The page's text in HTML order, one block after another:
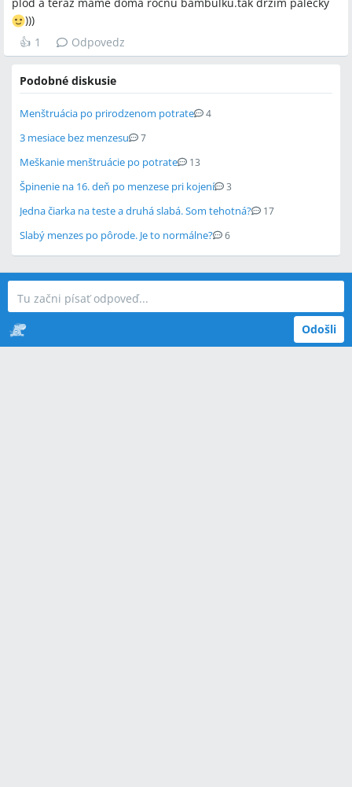
)))
👍 1 Odpovedz
Podobné diskusie
Menštruácia po prirodzenom potrate 4
3 mesiace bez menzesu 7
Meškanie menštruácie po potrate 13
Špinenie na 16. deň po menzese pri kojení 3
Jedna čiarka na teste a druhá slabá. Som tehotná? 17
Slabý menzes po pôrode. Je to normálne? 6
Odošli